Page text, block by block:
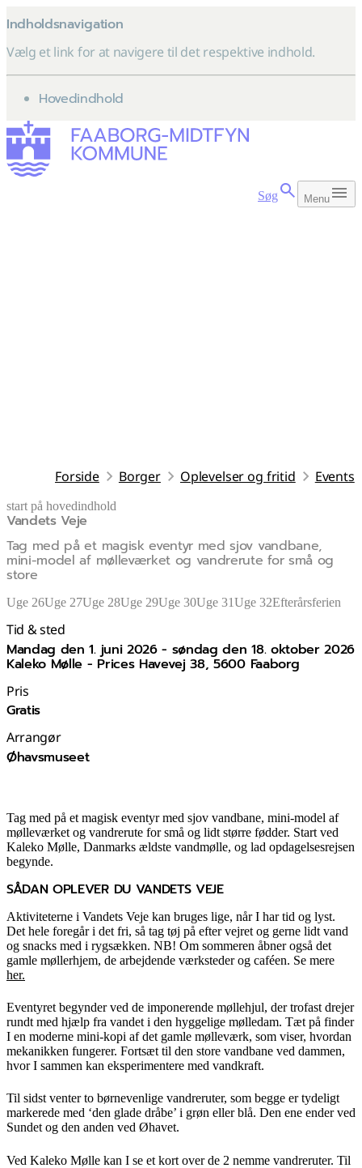
Indholdsnavigation
Vælg et link for at navigere til det respektive indhold.
gå til
Hovedindhold
Søg Menu
Forside Borger Oplevelser og fritid Events
start på hovedindhold
Vandets Veje
Tag med på et magisk eventyr med sjov vandbane,
mini-model af mølleværket og vandrerute for små og
store
senest opdateret 26. maj 2026
Uge 26Uge 27Uge 28Uge 29Uge 30Uge 31Uge 32Efterårsferien
Tid & sted
mandag den 1. juni 2026 - søndag den 18. oktober 2026
Kaleko Mølle - Prices Havevej 38, 5600 Faaborg
Pris
Gratis
Arrangør
Øhavsmuseet
Tag med på et magisk eventyr med sjov vandbane, mini-model af
mølleværket og vandrerute for små og lidt større fødder. Start ved
Kaleko Mølle, Danmarks ældste vandmølle, og lad opdagelsesrejsen
begynde.
SÅDAN OPLEVER DU VANDETS VEJE
Aktiviteterne i Vandets Veje kan bruges lige, når I har tid og lyst.
Det hele foregår i det fri, så tag tøj på efter vejret og gerne lidt vand
og snacks med i rygsækken. NB! Om sommeren åbner også det
gamle møllerhjem, de arbejdende værksteder og caféen. Se mere
her.
Eventyret begynder ved de imponerende møllehjul, der trofast drejer
rundt med hjælp fra vandet i den hyggelige mølledam. Tæt på finder
I en moderne mini-kopi af det gamle mølleværk, som viser, hvordan
mekanikken fungerer. Fortsæt til den store vandbane ved dammen,
hvor I sammen kan eksperimentere med vandkraft.
Til sidst venter to børnevenlige vandreruter, som begge er tydeligt
markerede med ‘den glade dråbe’ i grøn eller blå. Den ene ender ved
Sundet og den anden ved Øhavet.
Ved Kaleko Mølle kan I se et kort over de 2 nemme vandreruter. Til